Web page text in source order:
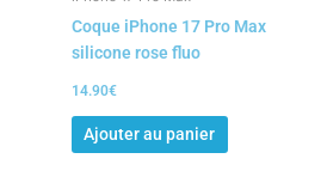
Coque iPhone 17 Pro Max
silicone rose fluo
14.90€
Ajouter au panier